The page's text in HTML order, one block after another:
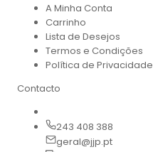
A Minha Conta
Carrinho
Lista de Desejos
Termos e Condições
Política de Privacidade
Contacto
243 408 388
geral@jjp.pt